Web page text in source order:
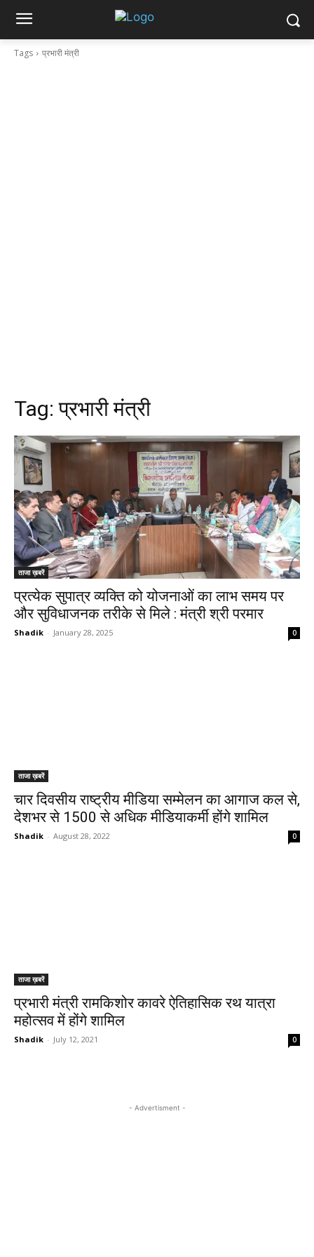
Tags प्रभारी मंत्री
Tag:प्रभारी मंत्री
ताजा ख़बरें
प्रत्येक सुपात्र व्यक्ति को योजनाओं का लाभ समय पर
और सुविधाजनक तरीके से मिले : मंत्री श्री परमार
Shadik - January 28, 2025 0
ताजा ख़बरें
चार दिवसीय राष्ट्रीय मीडिया सम्मेलन का आगाज कल से,
देशभर से 1500 से अधिक मीडियाकर्मी होंगे शामिल
Shadik - August 28, 2022 0
ताजा ख़बरें
प्रभारी मंत्री रामकिशोर कावरे ऐतिहासिक रथ यात्रा
महोत्सव में होंगे शामिल
Shadik - July 12, 2021 0
- Advertisment -